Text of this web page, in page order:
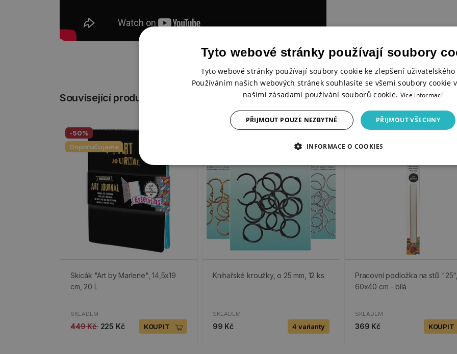
Související produkty
-50%
Doporučujeme
Skicák "Art by Marlene", 14,5x19
cm, 20 l.
SKLADEM
449 Kč 225 Kč KOUPIT
Knihařské kroužky, o 25 mm, 12 ks
SKLADEM
99 Kč 4 varianty
Pracovní podložka na stůl
60x40 cm - bílá
SKLADEM
369 Kč KOUPIT
Tyto webové stránky používají soubory
Tyto webové stránky používají soubory cookie ke zlepšení
Používáním našich webových stránek souhlasíte se všemi soubory cookie
našimi zásadami používání souborů cookie. Více informací
PŘIJMOUT VŠECHNY
PŘIJMOUT POUZE NEZBYTNÉ
INFORMACE O COOKIES